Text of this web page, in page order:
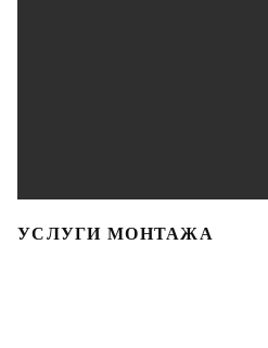
УСЛУГИ МОНТАЖА